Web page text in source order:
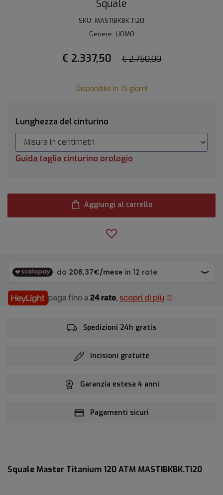
Squale
SKU: MASTIBKBK.TI20
Genere: UOMO
€ 2.337,50 € 2.750,00
Disponibile in 15 giorni
Lunghezza del cinturino
Guida taglia cinturino orologio
Aggiungi al carrello
paga fino a 24 rate, scopri di più
Spedizioni 24h gratis
Incisioni gratuite
Garanzia estesa 4 anni
Pagamenti sicuri
Squale Master Titanium 120 ATM MASTIBKBK.TI20